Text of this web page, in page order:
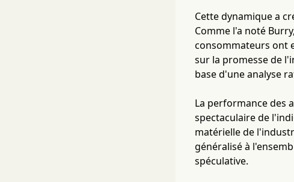
Cette dynamique a
Comme l'a noté
consommateurs ont
sur la promesse de
base d'une analyse
La performance des
spectaculaire de
matérielle de
généralisé à
spéculative.